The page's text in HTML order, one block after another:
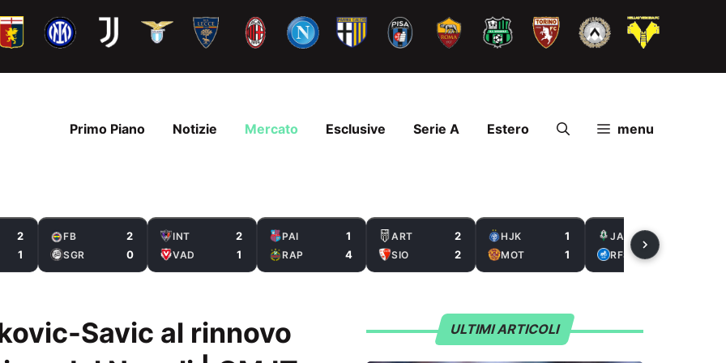
Primo Piano Notizie Mercato Esclusive Serie A Estero menu
2
1
FB 2
SGR 0
INT 2
VAD 1
PAI 1
RAP 4
ART 2
SIO 2
HJK 1
MOT 1
JAB
RFS
Savic al rinnovo
ULTIMI ARTICOLI